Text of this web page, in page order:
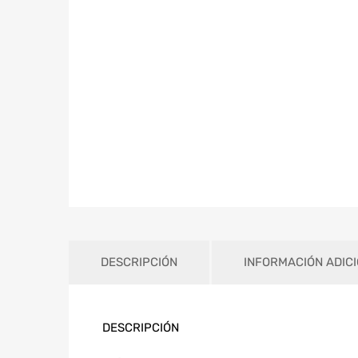
DESCRIPCIÓN INFORMACIÓN
DESCRIPCIÓN